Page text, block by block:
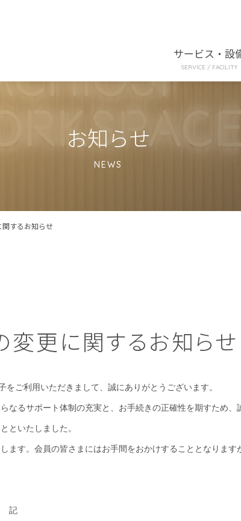
サービス・設
SERVICE / FACILITY
お知らせ
NEWS
するお知らせ
更に関するお知らせ
をご利用いただきまして、誠にありがとうございます。
なるサポート体制の充実と、お手続きの正確性を期すため
といたしました。
ます。会員の皆さまにはお手間をおかけすることとなります